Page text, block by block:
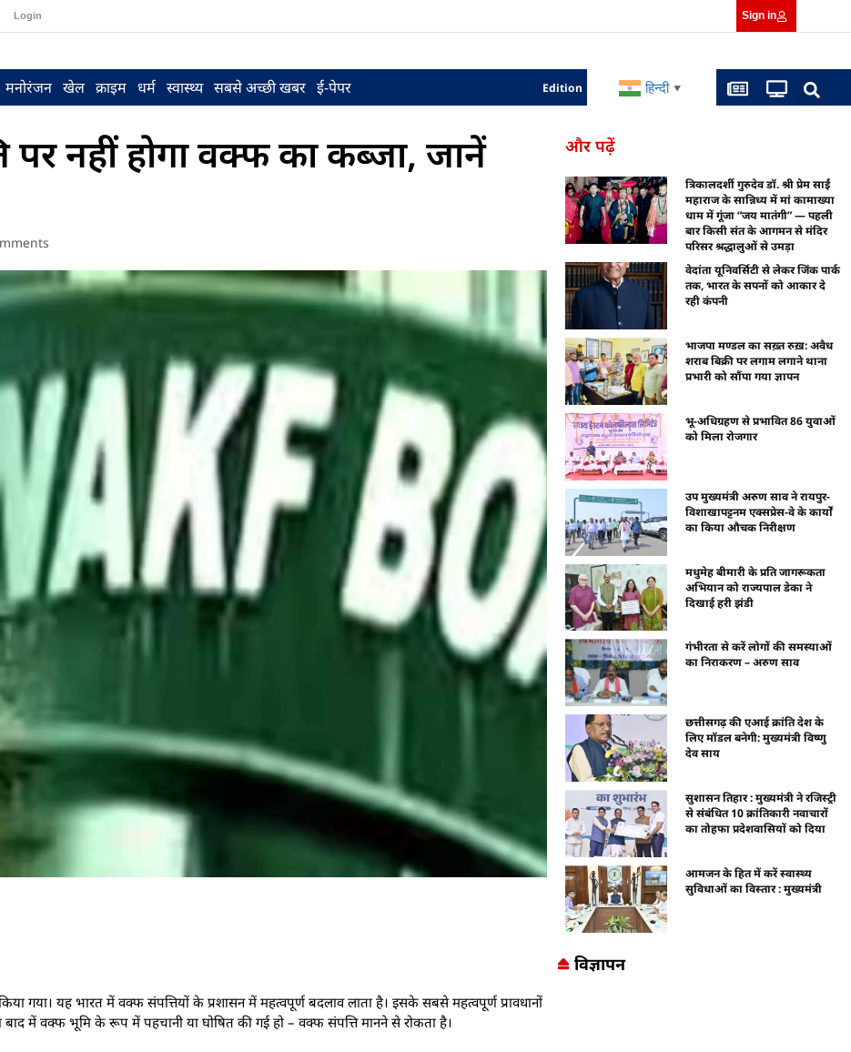
Login Sign in
मनोरंजन खेल क्राइम धर्म स्वास्थ्य सबसे अच्छी खबर ई-पेपर Edition हिन्दी ▼
पर नहीं होगा वक्फ का कब्जा, जानें
यह भारत में वक्फ संपत्तियों के प्रशासन में महत्वपूर्ण बदलाव लाता है। इसके सबसे महत्वपूर्ण प्रावधानों
में वक्फ भूमि के रूप में पहचानी या घोषित की गई हो – वक्फ संपत्ति मानने से रोकता है।
और पढ़ें
त्रिकालदर्शी गुरुदेव डॉ. श्री प्रेम साईं
महाराज के सान्निध्य में मां कामाख्या
धाम में गूंजा “जय मातंगी” — पहली
बार किसी संत के आगमन से मंदिर
परिसर श्रद्धालुओं से उमड़ा
वेदांता यूनिवर्सिटी से लेकर जिंक पार्क
तक, भारत के सपनों को आकार दे
रही कंपनी
भाजपा मण्डल का सख़्त रुख़: अवैध
शराब बिक्री पर लगाम लगाने थाना
प्रभारी को सौंपा गया ज्ञापन
भू-अधिग्रहण से प्रभावित 86 युवाओं
को मिला रोजगार
उप मुख्यमंत्री अरुण साव ने रायपुर-
विशाखापट्टनम एक्सप्रेस-वे के कार्यों
का किया औचक निरीक्षण
मधुमेह बीमारी के प्रति जागरूकता
अभियान को राज्यपाल डेका ने
दिखाई हरी झंडी
गंभीरता से करें लोगों की समस्याओं
का निराकरण – अरुण साव
छत्तीसगढ़ की एआई क्रांति देश के
लिए मॉडल बनेगी: मुख्यमंत्री विष्णु
देव साय
सुशासन तिहार : मुख्यमंत्री ने रजिस्ट्री
से संबंधित 10 क्रांतिकारी नवाचारों
का तोहफा प्रदेशवासियों को दिया
आमजन के हित में करें स्वास्थ्य
सुविधाओं का विस्तार : मुख्यमंत्री
विज्ञापन